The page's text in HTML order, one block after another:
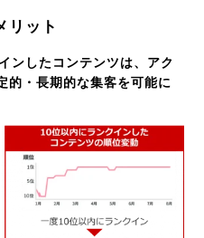
リット
ンしたコンテンツは、アク
的・長期的な集客を可能に